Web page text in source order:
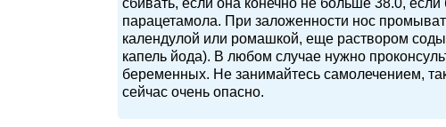
сбивать, если она конечно не больше 38.0,
парацетамола. При заложенности нос
календулой или ромашкой, еще раствором соды
капель йода). В любом случае нужно
беременных. Не занимайтесь самолечением,
сейчас очень опасно.